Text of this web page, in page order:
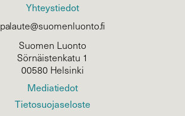
Yhteystiedot
palaute@suomenluonto.fi
Suomen Luonto
Sörnäistenkatu 1
00580 Helsinki
Mediatiedot
Tietosuojaseloste